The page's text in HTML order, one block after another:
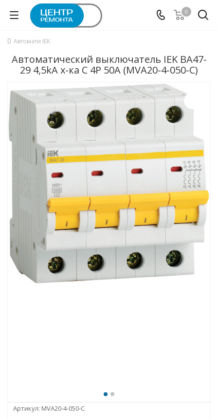
0
Автомати IEK
Автоматический выключатель IEK ВА47-
29 4,5kA х-ка C 4P 50А (MVA20-4-050-C)
Артикул: MVA20-4-050-C